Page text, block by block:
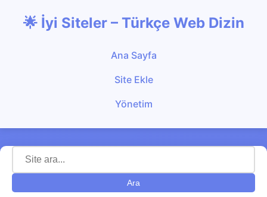
🌟 İyi Siteler – Türkçe Web Dizin
Ana Sayfa
Site Ekle
Yönetim
Ara